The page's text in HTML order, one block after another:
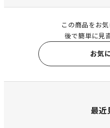
この商品をお気
後で簡単に見
お気
最近